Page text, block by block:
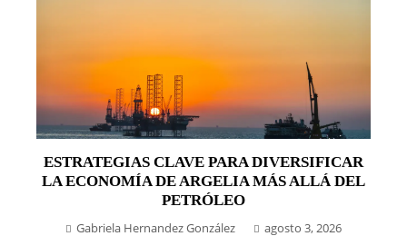
ESTRATEGIAS CLAVE PARA DIVERSIFICAR
LA ECONOMÍA DE ARGELIA MÁS ALLÁ DEL
PETRÓLEO
Gabriela Hernandez González agosto 3, 2026